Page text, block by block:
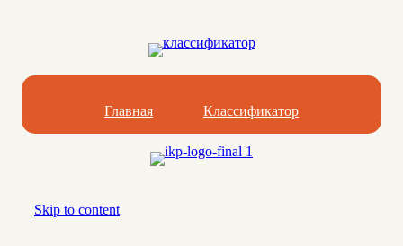
Главная Классификатор
Skip to content